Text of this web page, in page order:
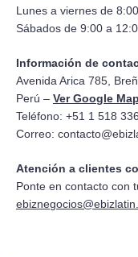
Lunes a viernes de
Sábados de 9:00 a
Información de
Avenida Arica 785,
Perú – Ver Google
Teléfono: +51 1 518
Correo:
Atención a clientes
Ponte en contacto con